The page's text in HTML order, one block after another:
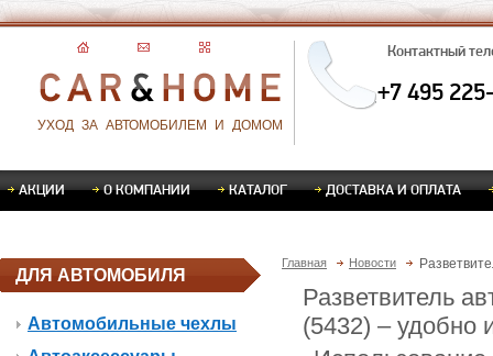
УХОД ЗА АВТОМОБИЛЕМ И ДОМОМ
Контактный
+7 495
АКЦИИ О КОМПАНИИ КАТАЛОГ ДОСТАВКА И ОПЛАТА
ДЛЯ АВТОМОБИЛЯ
Автомобильные чехлы
Главная Новости
Разветвитель
(5432) – удобно